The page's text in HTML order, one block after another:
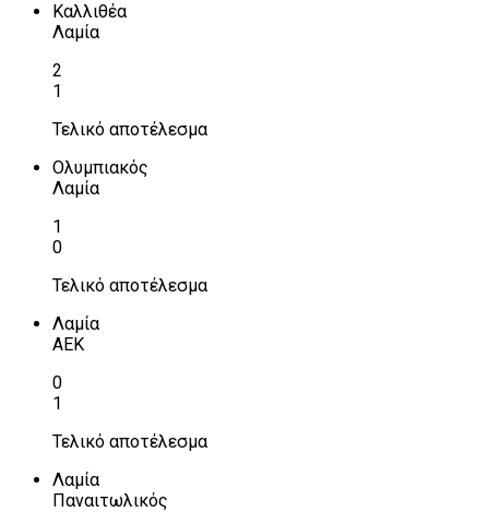
Καλλιθέα
Λαμία
2
1
Τελικό αποτέλεσμα
Ολυμπιακός
Λαμία
1
0
Τελικό αποτέλεσμα
Λαμία
ΑΕΚ
0
1
Τελικό αποτέλεσμα
Λαμία
Παναιτωλικός